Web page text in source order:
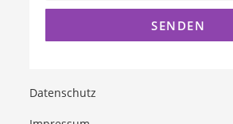
Datenschutz